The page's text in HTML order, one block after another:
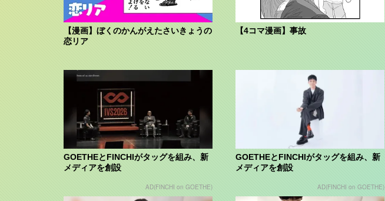
【漫画】ぼくのかんがえたさいきょうの
恋リア
【4コマ漫画】事故
GOETHEとFINCHIがタッグを組み、新
メディアを創設
AD(FINCHI on GOETHE)
GOETHEとFINCHIがタッグを組み、新
メディアを創設
AD(FINCHI on GOETHE)